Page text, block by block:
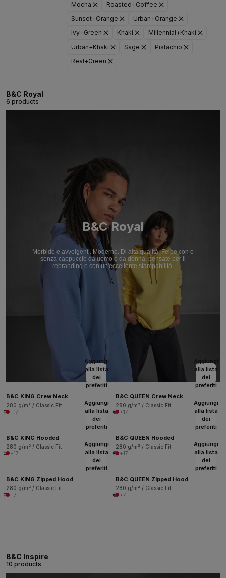
Mocha
Roasted+Coffee
Sunset+Orange
Urban+Orange
Ivy+Green
Khaki
Millennial+Khaki
Urban+Khaki
Sage
Pistachio
Real+Green
B&C Royal
6 products
B&C Royal
Morbide e avvolgenti. Moderne. Di alta qualità. Felpe con e
senza cappuccio da uomo e da donna, pensate per il
rebranding e con un'eccellente stampabilità.
Aggiungi
alla lista
dei
preferiti
B&C KING Crew Neck
280 g/m² / Classic Fit
+17
Aggiungi
alla lista
dei
preferiti
B&C QUEEN Crew Neck
280 g/m² / Classic Fit
+17
Aggiungi
alla lista
dei
preferiti
B&C KING Hooded
280 g/m² / Classic Fit
+17
Aggiungi
alla lista
dei
preferiti
B&C QUEEN Hooded
280 g/m² / Classic Fit
+17
Aggiungi
alla lista
dei
preferiti
B&C KING Zipped Hood
280 g/m² / Classic Fit
+7
Aggiungi
alla lista
dei
preferiti
B&C QUEEN Zipped Hood
280 g/m² / Classic Fit
+7
B&C Inspire
10 products